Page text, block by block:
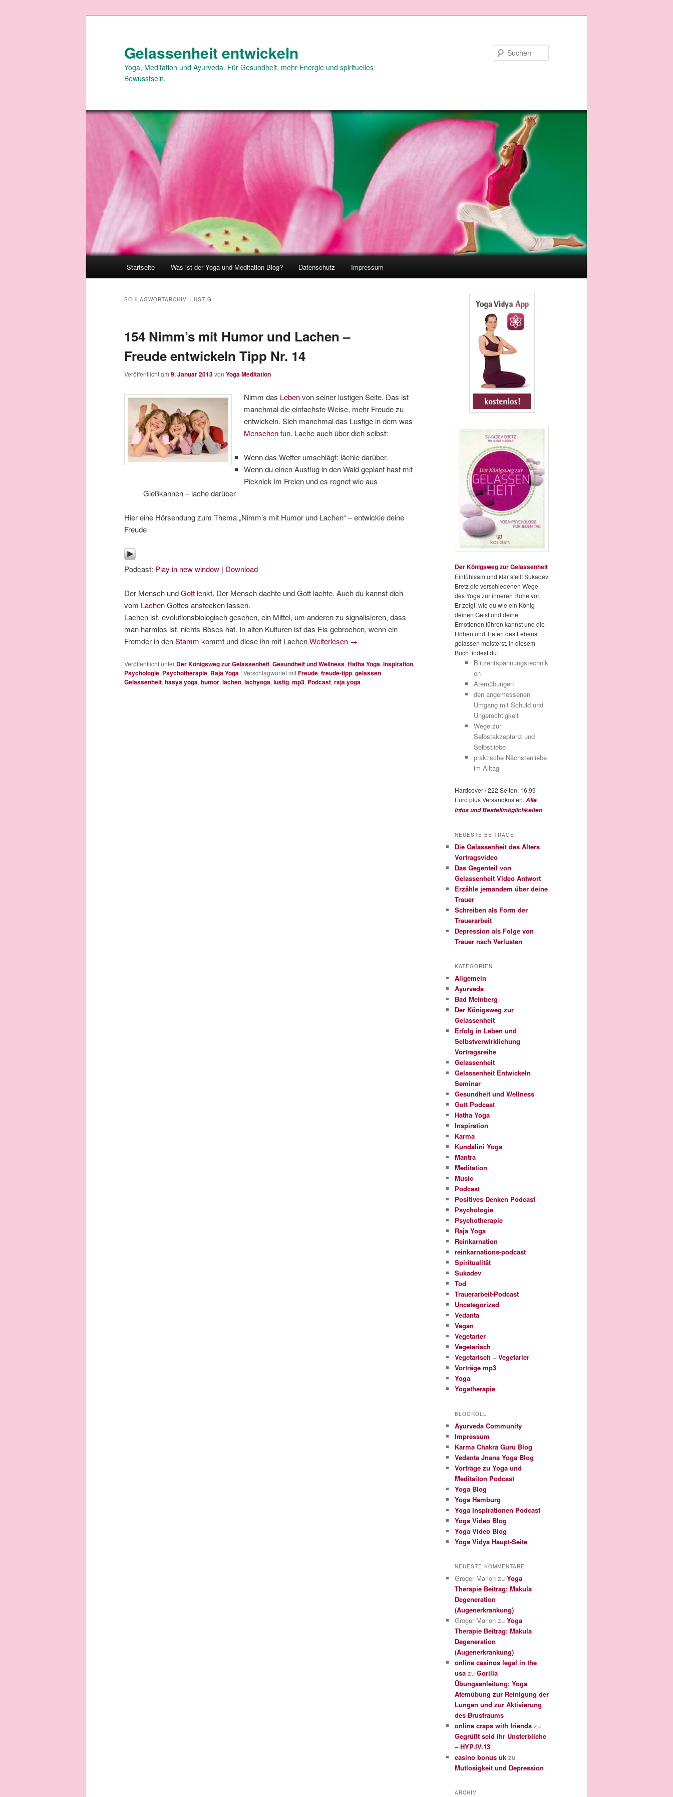
Gelassenheit entwickeln
Yoga, Meditation und Ayurveda. Für Gesundheit, mehr Energie und spirituelles
Bewusstsein.
Startseite Was ist der Yoga und Meditation Blog? Datenschutz Impressum
SCHLAGWORTARCHIV: LUSTIG
154 Nimm’s mit Humor und Lachen –
Freude entwickeln Tipp Nr. 14
Veröffentlicht am 9. Januar 2013von Yoga Meditation
Nimm das Lebenvon seiner lustigen Seite. Das ist
manchmal die einfachste Weise, mehr Freude zu
entwickeln. Sieh manchmal das Lustige in dem was
Menschentun. Lache auch über dich selbst:
Wenn das Wetter umschlägt: lächle darüber.
Wenn du einen Ausflug in den Wald geplant hast mit
Picknick im Freien und es regnet wie aus
Gießkannen – lache darüber
Hier eine Hörsendung zum Thema „Nimm’s mit Humor und Lachen“ – entwickle deine
Freude
Podcast: Play in new window | Download
Der Mensch undGott lenkt. Der Mensch dachte und Gott lachte. Auch du kannst dich
vom LachenGottes anstecken lassen.
Lachen ist, evolutionsbiologisch gesehen, ein Mittel, um anderen zu signalisieren, dass
man harmlos ist, nichts Böses hat. In alten Kulturen ist das Eis gebrochen, wenn ein
Fremder in denStamm kommt und diese ihn mit LachenWeiterlesen →
Veröffentlicht unter Der Königsweg zur Gelassenheit,Gesundheit und Wellness,Hatha Yoga,Inspiration,
Psychologie, Psychotherapie, Raja Yoga | Verschlagwortet mitFreude,freude-tipp,gelassen,
Gelassenheit,hasya yoga,humor,lachen,lachyoga,lustig,mp3, Podcast,raja yoga
Der Königsweg zur Gelassenheit
Einfühlsam und klar stellt Sukadev
Bretz die verschiedenen Wege
des Yoga zur inneren Ruhe vor.
Er zeigt, wie du wie ein König
deinen Geist und deine
Emotionen führen kannst und die
Höhen und Tiefen des Lebens
gelassen meisterst. In diesem
Buch findest du:
Blitzentspannungstechnik
en
Atemübungen
den angemessenen
Umgang mit Schuld und
Ungerechtigkeit
Wege zur
Selbstakzeptanz und
Selbstliebe
praktische Nächstenliebe
im Alltag
Hardcover / 222 Seiten. 16,99
Euro plus Versandkosten.Alle
Infos und Bestellmöglichkeiten
NEUESTE BEITRÄGE
Die Gelassenheit des Alters
Vortragsvideo
Das Gegenteil von
Gelassenheit Video Antwort
Erzähle jemandem über deine
Trauer
Schreiben als Form der
Trauerarbeit
Depression als Folge von
Trauer nach Verlusten
KATEGORIEN
Allgemein
Ayurveda
Bad Meinberg
Der Königsweg zur
Gelassenheit
Erfolg in Leben und
Selbstverwirklichung
Vortragsreihe
Gelassenheit
Gelassenheit Entwickeln
Seminar
Gesundheit und Wellness
Gott Podcast
Hatha Yoga
Inspiration
Karma
Kundalini Yoga
Mantra
Meditation
Music
Podcast
Positives Denken Podcast
Psychologie
Psychotherapie
Raja Yoga
Reinkarnation
reinkarnations-podcast
Spiritualität
Sukadev
Tod
Trauerarbeit-Podcast
Uncategorized
Vedanta
Vegan
Vegetarier
Vegetarisch
Vegetarisch – Vegetarier
Vorträge mp3
Yoga
Yogatherapie
BLOGROLL
Ayurveda Community
Impressum
Karma Chakra Guru Blog
Vedanta Jnana Yoga Blog
Vorträge zu Yoga und
Meditaiton Podcast
Yoga Blog
Yoga Hamburg
Yoga Inspirationen Podcast
Yoga Video Blog
Yoga Video Blog
Yoga Vidya Haupt-Seite
NEUESTE KOMMENTARE
Groger Marion zu Yoga
Therapie Beitrag: Makula
Degeneration
(Augenerkrankung)
Groger Marion zu Yoga
Therapie Beitrag: Makula
Degeneration
(Augenerkrankung)
online casinos legal in the
usa zu Gorilla
Übungsanleitung: Yoga
Atemübung zur Reinigung der
Lungen und zur Aktivierung
des Brustraums
online craps with friends zu
Gegrüßt seid ihr Unsterbliche
– HYP.IV.13
casino bonus uk zu
Mutlosigkeit und Depression
ARCHIV